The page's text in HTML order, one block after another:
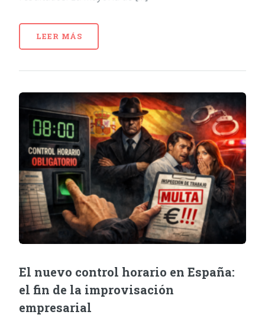
LEER MÁS
El nuevo control horario en España:
el fin de la improvisación
empresarial